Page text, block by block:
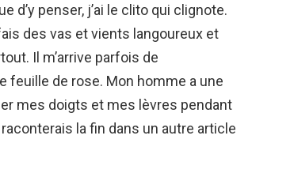
d’y penser, j’ai le clito qui clignote.
des vas et vients langoureux et
Il m’arrive parfois de
feuille de rose. Mon homme a une
mes doigts et mes lèvres pendant
la fin dans un autre article